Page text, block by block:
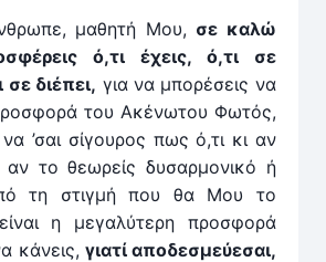
μαθητή Μου, σε καλώ
ό,τι έχεις, ό,τι σε
σε διέπει, για να μπορέσεις να
του Ακένωτου Φωτός,
’σαι σίγουρος πως ό,τι κι αν
αν το θεωρείς δυσαρμονικό ή
τη στιγμή που θα Μου το
η μεγαλύτερη προσφορά
κάνεις, γιατί αποδεσμεύεσαι,